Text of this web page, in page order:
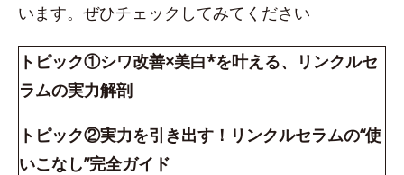
います。ぜひチェックしてみてください
トピック①シワ改善×美白*を叶える、リンクルセ
ラムの実力解剖
トピック②実力を引き出す！リンクルセラムの“使
いこなし”完全ガイド